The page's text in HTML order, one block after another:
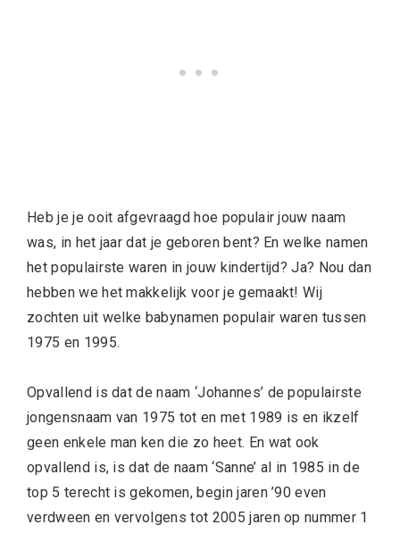
Heb je je ooit afgevraagd hoe populair jouw naam
was, in het jaar dat je geboren bent? En welke namen
het populairste waren in jouw kindertijd? Ja? Nou dan
hebben we het makkelijk voor je gemaakt! Wij
zochten uit welke babynamen populair waren tussen
1975 en 1995.
Opvallend is dat de naam ‘Johannes’ de populairste
jongensnaam van 1975 tot en met 1989 is en ikzelf
geen enkele man ken die zo heet. En wat ook
opvallend is, is dat de naam ‘Sanne’ al in 1985 in de
top 5 terecht is gekomen, begin jaren ’90 even
verdween en vervolgens tot 2005 jaren op nummer 1